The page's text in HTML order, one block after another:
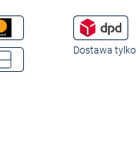
Dostawa